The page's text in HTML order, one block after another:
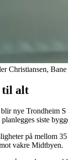
Christiansen,
til alt
nye Trondheim
siste
på mellom
vakre Midtbyen.